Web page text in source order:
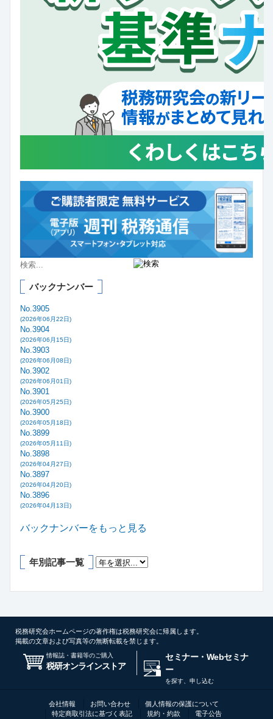
バックナンバー
No.3905
(2026年06月22日)
No.3904
(2026年06月15日)
No.3903
(2026年06月08日)
No.3902
(2026年06月01日)
No.3901
(2026年05月25日)
No.3900
(2026年05月18日)
No.3899
(2026年05月11日)
No.3898
(2026年04月27日)
No.3897
(2026年04月20日)
No.3896
(2026年04月13日)
バックナンバーをもっと見る
年別記事一覧
税務研究会ホームページの著作権は税務研究会に帰属します。
掲載の文章および写真等の無断転載を禁じます。
情報誌・書籍等のご購入
税研オンラインストア
セミナー・Webセミナ
ー
を探す、申し込む
会社情報 お問い合わせ
個人情報の保護について
特定商取引法に基づく表記
規約・約款 電子公告